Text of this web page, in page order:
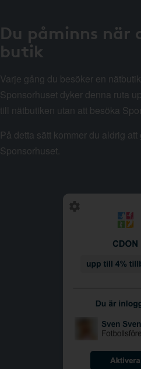
Du påminns när
butik
Varje gång du besöker en
Sponsorhuset dyker denna ruta
till nätbutiken utan att besöka
På detta sätt kommer du aldrig
Sponsorhuset.